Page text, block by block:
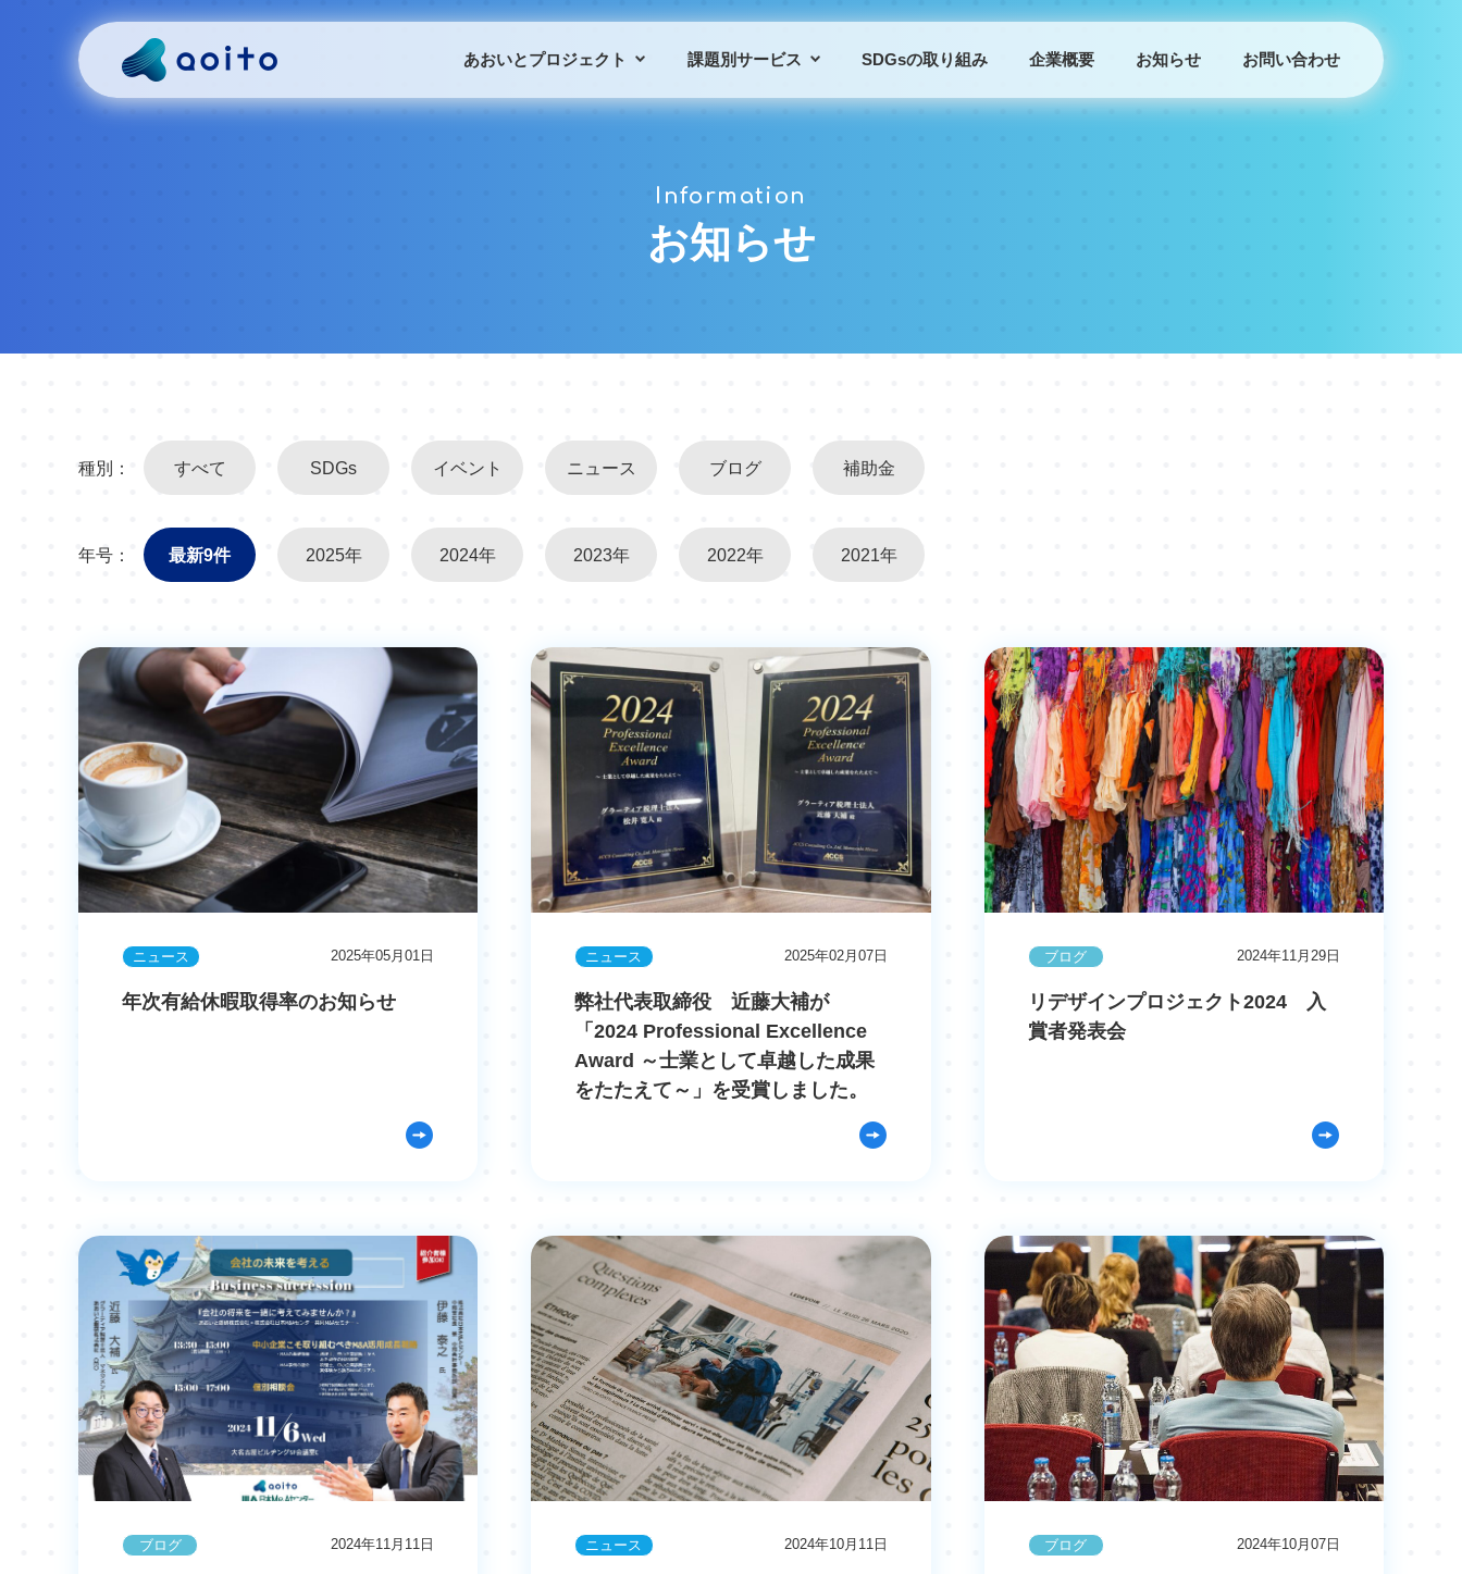
あおいとプロジェクト 課題別サービス
導入事例
SDGsの取り組み 企業概要 お知らせ お問い合わせ
Information
お知らせ
種別： すべて SDGs イベント ニュース ブログ 補助金
年号： 最新9件 2025年 2024年 2023年 2022年 2021年
ニュース 2025年05月01日
年次有給休暇取得率のお知らせ
ニュース 2025年02月07日
弊社代表取締役 近藤大補が
「2024 Professional Excellence
Award ～士業として卓越した成果
をたたえて～」を受賞しました。
ブログ 2024年11月29日
リデザインプロジェクト2024 入
賞者発表会
ブログ 2024年11月11日 ニュース 2024年10月11日 ブログ 2024年10月07日